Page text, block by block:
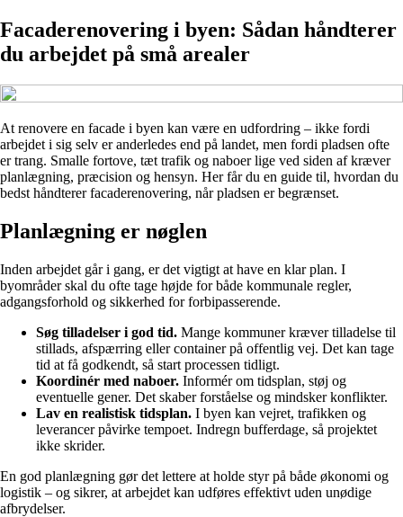
Facaderenovering i byen: Sådan håndterer
du arbejdet på små arealer
At renovere en facade i byen kan være en udfordring – ikke fordi
arbejdet i sig selv er anderledes end på landet, men fordi pladsen ofte
er trang. Smalle fortove, tæt trafik og naboer lige ved siden af kræver
planlægning, præcision og hensyn. Her får du en guide til, hvordan du
bedst håndterer facaderenovering, når pladsen er begrænset.
Planlægning er nøglen
Inden arbejdet går i gang, er det vigtigt at have en klar plan. I
byområder skal du ofte tage højde for både kommunale regler,
adgangsforhold og sikkerhed for forbipasserende.
Søg tilladelser i god tid. Mange kommuner kræver tilladelse til
stillads, afspærring eller container på offentlig vej. Det kan tage
tid at få godkendt, så start processen tidligt.
Koordinér med naboer. Informér om tidsplan, støj og
eventuelle gener. Det skaber forståelse og mindsker konflikter.
Lav en realistisk tidsplan. I byen kan vejret, trafikken og
leverancer påvirke tempoet. Indregn bufferdage, så projektet
ikke skrider.
En god planlægning gør det lettere at holde styr på både økonomi og
logistik – og sikrer, at arbejdet kan udføres effektivt uden unødige
afbrydelser.